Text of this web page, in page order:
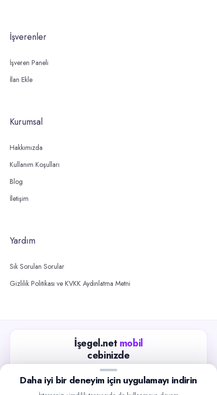
İşverenler
İşveren Paneli
İlan Ekle
Kurumsal
Hakkımızda
Kullanım Koşulları
Blog
İletişim
Yardım
Sık Sorulan Sorular
Gizlilik Politikası ve KVKK Aydınlatma Metni
İşegel.net mobil
cebinizde
Güncel iş ilanlarını takip edin, işverenlerle hızlıca
iletişime geçin.
Daha iyi bir deneyim için uygulamayı indirin